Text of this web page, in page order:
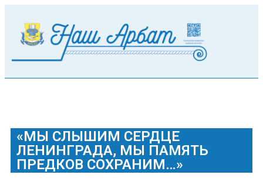
«МЫ СЛЫШИМ СЕРДЦЕ
ЛЕНИНГРАДА, МЫ ПАМЯТЬ
ПРЕДКОВ СОХРАНИМ…»